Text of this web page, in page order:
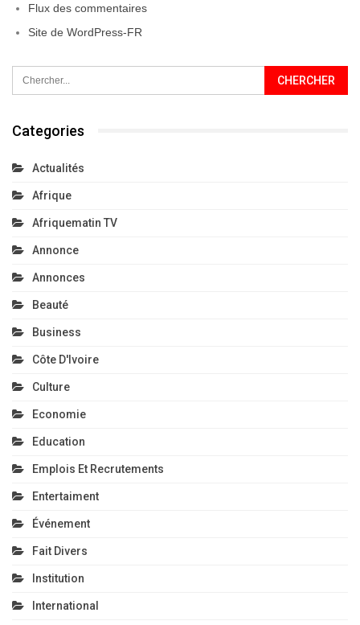
Flux des commentaires
Site de WordPress-FR
Categories
Actualités
Afrique
Afriquematin TV
Annonce
Annonces
Beauté
Business
Côte D'Ivoire
Culture
Economie
Education
Emplois Et Recrutements
Entertaiment
Événement
Fait Divers
Institution
International